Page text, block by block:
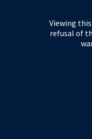
Viewing
refusal of